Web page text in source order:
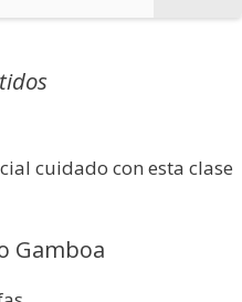
cuidado con esta clase
Gamboa